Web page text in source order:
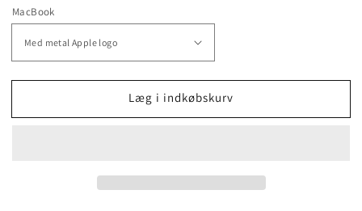
MacBook
Læg i indkøbskurv